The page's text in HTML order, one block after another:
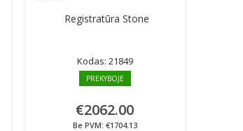
Registratūra Stone
Kodas: 21849
PREKYBOJE
€2062.00
Be PVM: €1704.13